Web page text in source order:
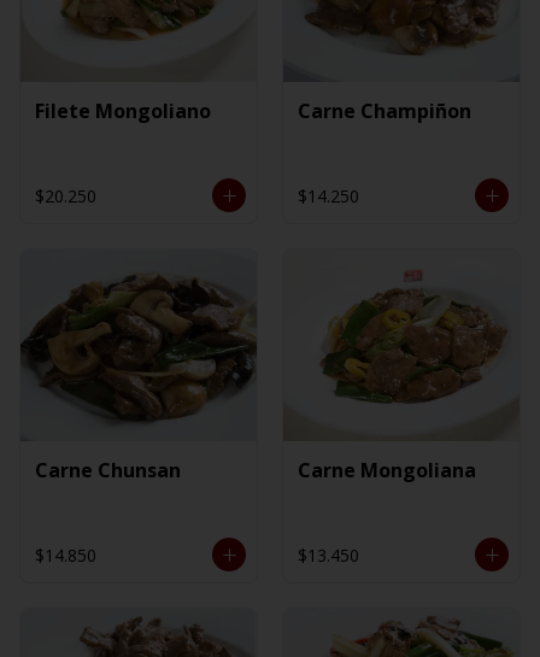
Filete Mongoliano
$20.250
Carne Champiñon
$14.250
Carne Chunsan
$14.850
Carne Mongoliana
$13.450